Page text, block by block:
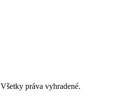
Všetky práva vyhradené.